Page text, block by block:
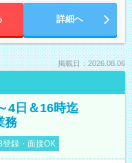
詳細へ
掲載日：2026.08.06
4日＆16時迄
務
登録・面接OK